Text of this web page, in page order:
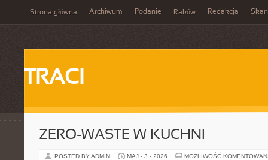
Strona główna Archiwum Podanie Raków Redakcja
TRACI
ZERO-WASTE W KUCHNI
POSTED BY ADMIN MAJ - 3 - 2026 MOŻLIWOŚĆ